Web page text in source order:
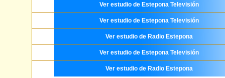
Ver estudio de Estepona Televisión
Ver estudio de Estepona Televisión
Ver estudio de Radio Estepona
Ver estudio de Estepona Televisión
Ver estudio de Radio Estepona